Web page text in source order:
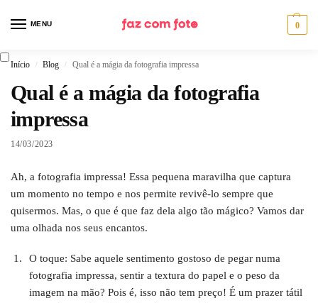
MENU 0
Início / Blog / Qual é a mágia da fotografia impressa
Qual é a mágia da fotografia
impressa
14/03/2023
Ah, a fotografia impressa! Essa pequena maravilha que captura
um momento no tempo e nos permite revivê-lo sempre que
quisermos. Mas, o que é que faz dela algo tão mágico? Vamos dar
uma olhada nos seus encantos.
O toque: Sabe aquele sentimento gostoso de pegar numa
fotografia impressa, sentir a textura do papel e o peso da
imagem na mão? Pois é, isso não tem preço! É um prazer tátil